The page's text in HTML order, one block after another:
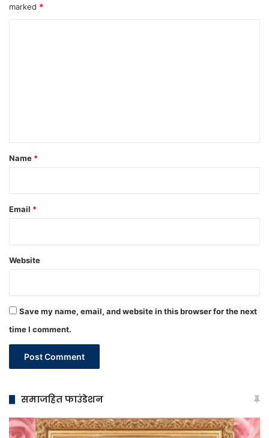
marked *
*
Name *
Email *
Website
Save my name, email, and website in this browser for the next
time I comment.
समाजहित फाउंडेशन